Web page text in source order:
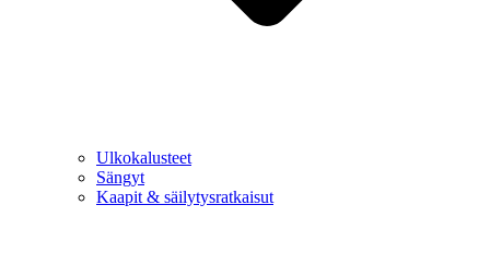
Ulkokalusteet
Sängyt
Kaapit & säilytysratkaisut